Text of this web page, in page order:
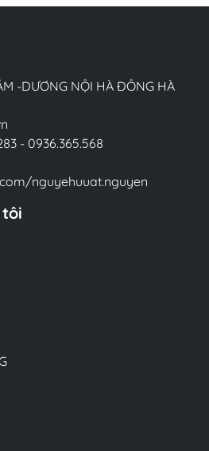
-DƯƠNG NỘI HÀ ĐÔNG HÀ
- 0936.365.568
nguyehuuat.nguyen